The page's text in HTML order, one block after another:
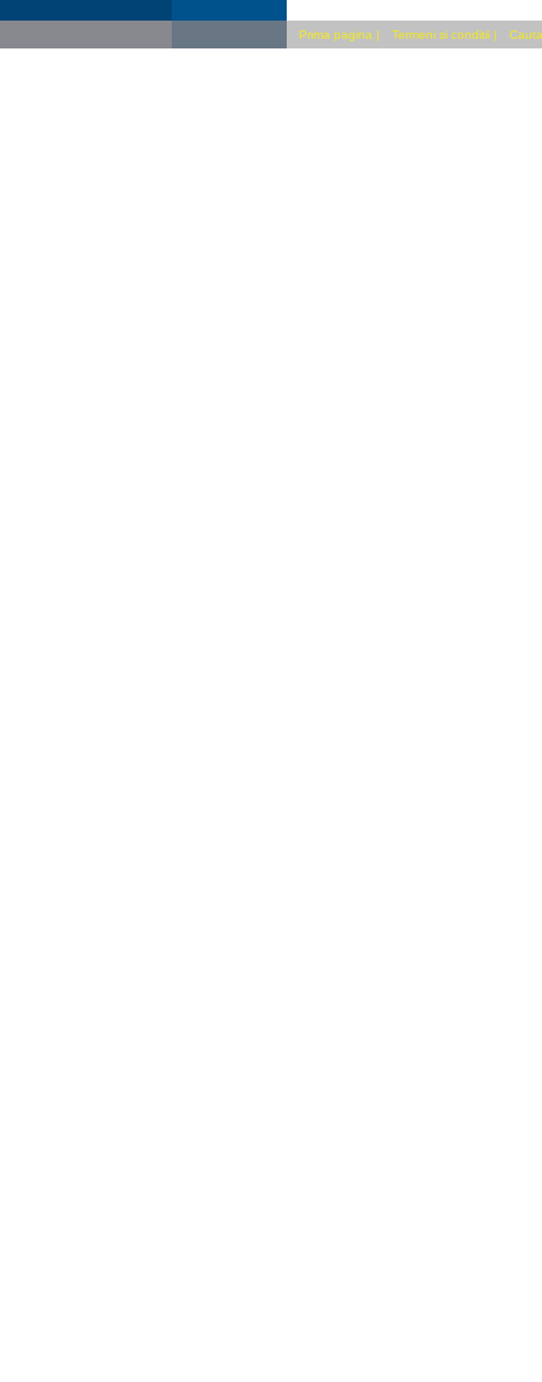
Prima pagina | Termeni si conditii |